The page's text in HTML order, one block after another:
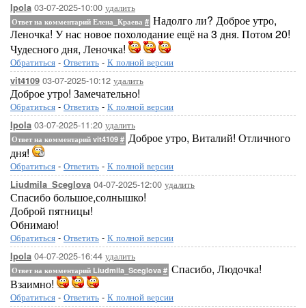
Ipola 03-07-2025-10:00 удалить
Ответ на комментарий Елена_Краева # Надолго ли? Доброе утро,
Леночка! У нас новое похолодание ещё на 3 дня. Потом 20!
Чудесного дня, Леночка!
Обратиться - Ответить - К полной версии
vit4109 03-07-2025-10:12 удалить
Доброе утро! Замечательно!
Обратиться - Ответить - К полной версии
Ipola 03-07-2025-11:20 удалить
Ответ на комментарий vit4109 # Доброе утро, Виталий! Отличного
дня!
Обратиться - Ответить - К полной версии
Liudmila_Sceglova 04-07-2025-12:00 удалить
Спасибо большое,солнышко!
Доброй пятницы!
Обнимаю!
Обратиться - Ответить - К полной версии
Ipola 04-07-2025-16:44 удалить
Ответ на комментарий Liudmila_Sceglova # Спасибо, Людочка!
Взаимно!
Обратиться - Ответить - К полной версии